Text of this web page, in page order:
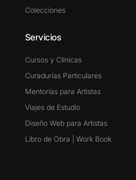
Colecciones
Servicios
Cursos y Clínicas
Curadurías Particulares
Mentorías para Artistas
Viajes de Estudio
Diseño Web para Artistas
Libro de Obra | Work Book